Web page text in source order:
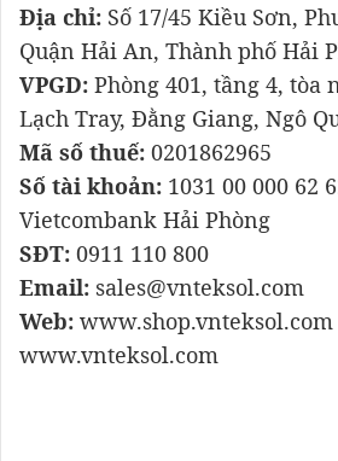
Địa chỉ: Số 17/45 Kiều Sơn,
Quận Hải An, Thành phố Hải
VPGD: Phòng 401, tầng 4, tòa
Lạch Tray, Đằng Giang, Ngô
Mã số thuế: 0201862965
Số tài khoản: 1031 00 000 62
Vietcombank Hải Phòng
SĐT: 0911 110 800
Email: sales@vnteksol.com
Web: www.shop.vnteksol.com
www.vnteksol.com